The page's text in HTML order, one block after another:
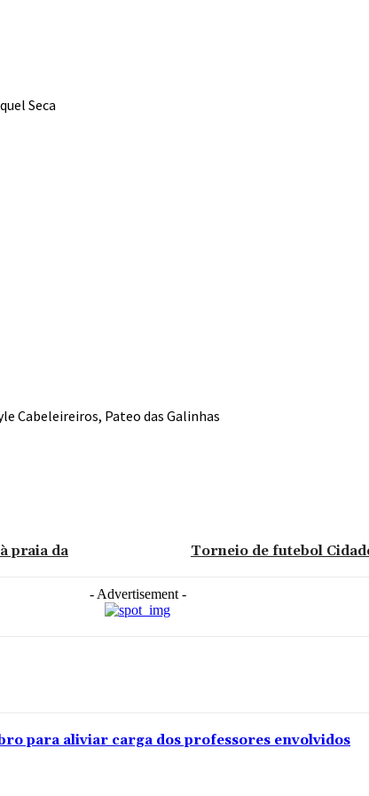
Seca
Cabeleireiros, Pateo das Galinhas
praia da
Torneio de futebol
- Advertisement -
para aliviar carga dos professores envolvidos